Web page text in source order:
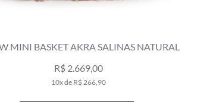
MINI BASKET AKRA SALINAS NATURAL
R$ 2.669,00
10x de R$ 266,90